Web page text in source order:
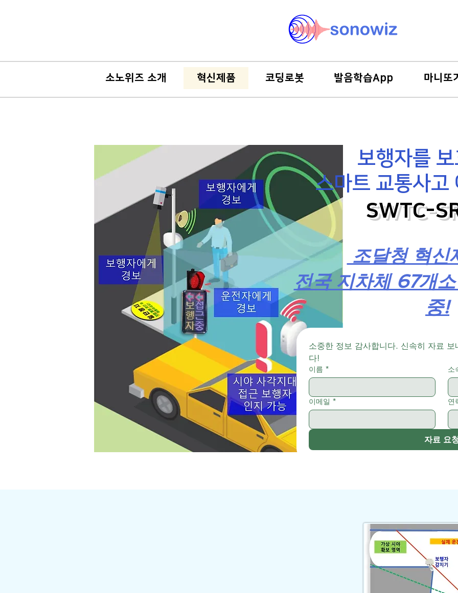
소노위즈 소개 혁신제품 코딩로봇 발음학습App 마니또
보행자를
스마트 교통사고
SWTC-
조달청 혁신
전국 지차체 67개
중!
소중한 정보 감사합니다. 신속히 자료 보
다!
이름 * 소
이메일 * 연
자료 요